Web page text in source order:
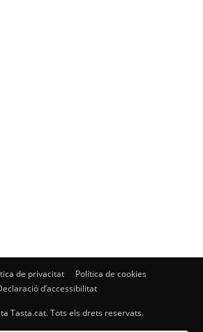
de privacitat
Política de cookies
d’accessibilitat
Tasta.cat. Tots els drets reservats.